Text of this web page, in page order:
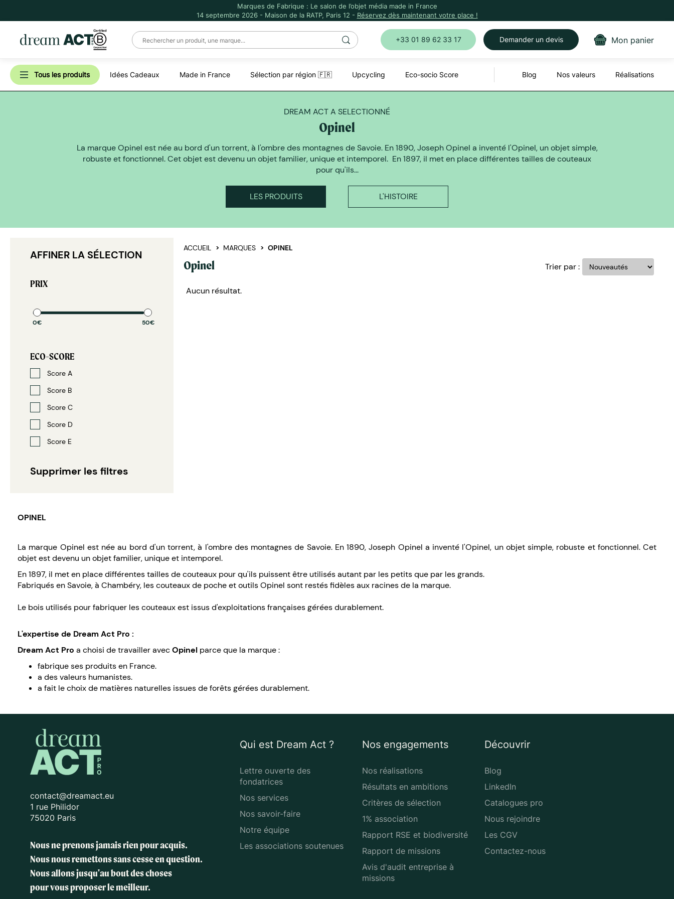
Marques de Fabrique : Le salon de l’objet média made in France
14 septembre 2026 - Maison de la RATP, Paris 12 - Réservez dès maintenant votre place !
+33 01 89 62 33 17 Demander un devis Mon panier
Tous les produits Idées Cadeaux Made in France Sélection par région 🇫🇷 Upcycling Eco-socio Score Blog Nos valeurs Réalisations
DREAM ACT A SELECTIONNÉ
Opinel
La marque Opinel est née au bord d'un torrent, à l'ombre des montagnes de Savoie. En 1890, Joseph Opinel a inventé l'Opinel, un objet simple,
robuste et fonctionnel. Cet objet est devenu un objet familier, unique et intemporel. En 1897, il met en place différentes tailles de couteaux
pour qu'ils...
LES PRODUITS L'HISTOIRE
AFFINER LA SÉLECTION
PRIX
0€ 50€
ECO-SCORE
Score A
Score B
Score C
Score D
Score E
Supprimer les filtres
ACCUEIL MARQUES OPINEL
Opinel Trier par :
Aucun résultat.
OPINEL
La marque Opinel est née au bord d'un torrent, à l'ombre des montagnes de Savoie. En 1890, Joseph Opinel a inventé l'Opinel, un objet simple, robuste et fonctionnel. Cet
objet est devenu un objet familier, unique et intemporel.
En 1897, il met en place différentes tailles de couteaux pour qu'ils puissent être utilisés autant par les petits que par les grands.
Fabriqués en Savoie, à Chambéry, les couteaux de poche et outils Opinel sont restés fidèles aux racines de la marque.
Le bois utilisés pour fabriquer les couteaux est issus d'exploitations françaises gérées durablement.
L'expertise de Dream Act Pro :
Dream Act Pro a choisi de travailler avecOpinel parce que la marque :
fabrique ses produits en France.
a des valeurs humanistes.
a fait le choix de matières naturelles issues de forêts gérées durablement.
contact@dreamact.eu
1 rue Philidor
75020 Paris
Nous ne prenons jamais rien pour acquis.
Nous nous remettons sans cesse en question.
Nous allons jusqu'au bout des choses
pour vous proposer le meilleur.
Qui est Dream Act ?
Lettre ouverte des
fondatrices
Nos services
Nos savoir-faire
Notre équipe
Les associations soutenues
Nos engagements
Nos réalisations
Résultats en ambitions
Critères de sélection
1% association
Rapport RSE et biodiversité
Rapport de missions
Avis d'audit entreprise à
missions
Découvrir
Blog
LinkedIn
Catalogues pro
Nous rejoindre
Les CGV
Contactez-nous